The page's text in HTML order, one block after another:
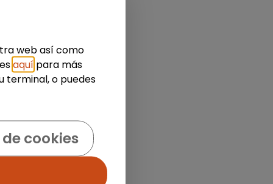
web así como
aquí para más
terminal, o puedes
cookies